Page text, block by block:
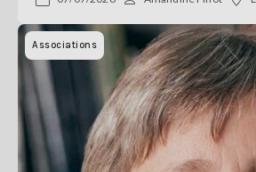
Associations